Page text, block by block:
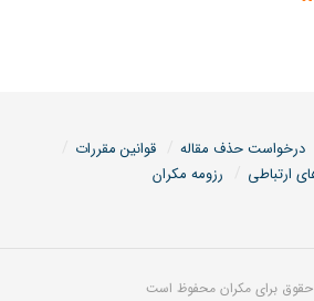
درخواست حذف مقاله
قوانین مقررات
ارتباطی
رزومه مکران
برای مکران محفوظ است